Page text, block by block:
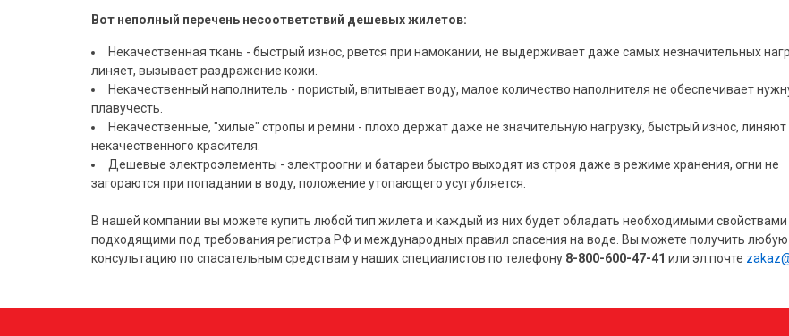
Вот неполный перечень несоответствий дешевых жилетов:
Некачественная ткань - быстрый износ, рвется при намокании, не выдерживает даже самых незначительных
линяет, вызывает раздражение кожи.
Некачественный наполнитель - пористый, впитывает воду, малое количество наполнителя не обеспечивает
плавучесть.
Некачественные, "хилые" стропы и ремни - плохо держат даже не значительную нагрузку, быстрый износ, линяют
некачественного красителя.
Дешевые электроэлементы - электроогни и батареи быстро выходят из строя даже в режиме хранения, огни не
загораются при попадании в воду, положение утопающего усугубляется.
В нашей компании вы можете купить любой тип жилета и каждый из них будет обладать необходимыми свойствами
подходящими под требования регистра РФ и международных правил спасения на воде. Вы можете получить любую
консультацию по спасательным средствам у наших специалистов по телефону 8-800-600-47-41 или эл.почте